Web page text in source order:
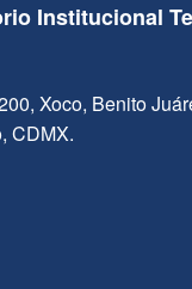
Institucional
Xoco, Benito
CDMX.